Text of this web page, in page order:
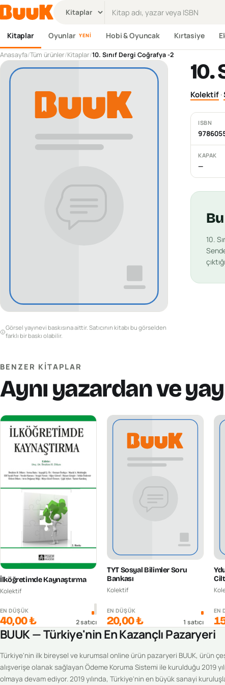
Kitaplar Oyunlar YENI Hobi & Oyuncak Kırtasiye
Anasayfa/Tüm ürünler/Kitaplar/10. Sınıf Dergi Coğrafya -2
Görsel yayınevi baskısına aittir. Satıcının kitabı bu görselden
farklı bir baskı olabilir.
10.
Kolektif·
ISBN
KAPAK
—
Bu
10.
BENZER KITAPLAR
Aynı yazardan ve
İlköğretimde Kaynaştırma
Kolektif
EN DÜŞÜK
40,00 ₺ 2satıcı
TYT Sosyal Bilimler Soru
Bankası
Kolektif
EN DÜŞÜK
20,00 ₺ 1 satıcı
Cilt
EN
BUUK — Türkiye'nin En Kazançlı Pazaryeri
Türkiye'nin ilk bireysel ve kurumsal online ürün pazaryeri BUUK, ürün
alışverişe olanak sağlayan Ödeme Koruma Sistemi ile kurulduğu 2019
olmaya devam ediyor. 2019 yılında, Türkiye'nin en büyük sanayi